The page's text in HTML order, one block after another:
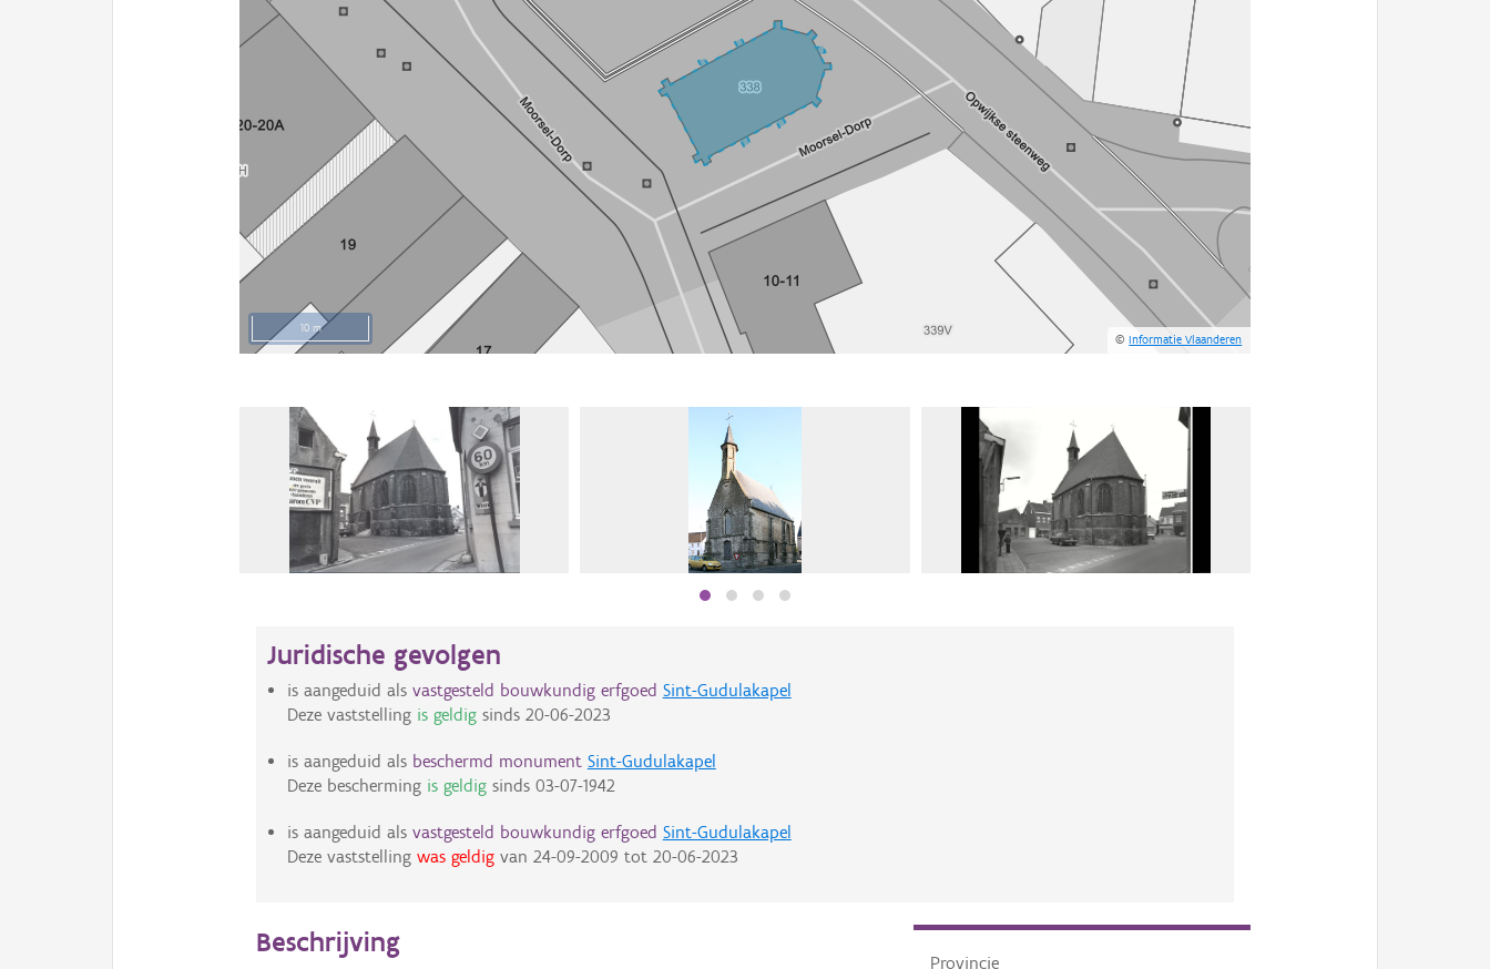
10 m
©Informatie Vlaanderen
Juridische gevolgen
is aangeduid als vastgesteld bouwkundig erfgoed Sint-Gudulakapel
Deze vaststelling is geldigsinds 20-06-2023
is aangeduid als beschermd monument Sint-Gudulakapel
Deze bescherming is geldigsinds 03-07-1942
is aangeduid als vastgesteld bouwkundig erfgoed Sint-Gudulakapel
Deze vaststelling was geldigvan 24-09-2009 tot 20-06-2023
Provincie
Beschrijving